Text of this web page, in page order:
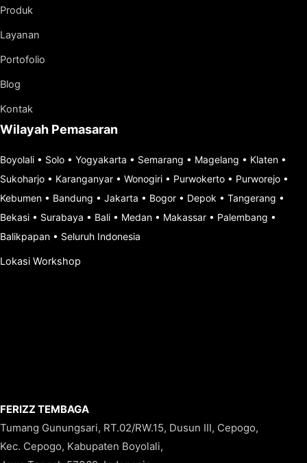
Produk
Layanan
Portofolio
Blog
Kontak
Wilayah Pemasaran
Boyolali • Solo • Yogyakarta • Semarang • Magelang • Klaten •
Sukoharjo • Karanganyar • Wonogiri • Purwokerto • Purworejo •
Kebumen • Bandung • Jakarta • Bogor • Depok • Tangerang •
Bekasi • Surabaya • Bali • Medan • Makassar • Palembang •
Balikpapan • Seluruh Indonesia
Lokasi Workshop
FERIZZ TEMBAGA
Tumang Gunungsari, RT.02/RW.15, Dusun III, Cepogo,
Kec. Cepogo, Kabupaten Boyolali,